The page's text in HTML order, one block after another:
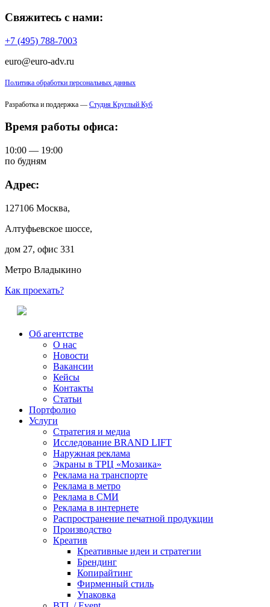
Свяжитесь с нами:
+7 (495) 788-7003
euro@euro-adv.ru
Политика обработки персональных данных
Разработка и поддержка — Студия Круглый Куб
Время работы офиса:
10:00 — 19:00
по будням
Адрес:
127106 Москва,
Алтуфьевское шоссе,
дом 27, офис 331
Метро Владыкино
Как проехать?
Об агентстве
О нас
Новости
Вакансии
Кейсы
Контакты
Статьи
Портфолио
Услуги
Стратегия и медиа
Исследование BRAND LIFT
Наружная реклама
Экраны в ТРЦ «Мозаика»
Реклама на транспорте
Реклама в метро
Реклама в СМИ
Реклама в интернете
Распространение печатной продукции
Производство
Креатив
Креативные идеи и стратегии
Брендинг
Копирайтинг
Фирменный стиль
Упаковка